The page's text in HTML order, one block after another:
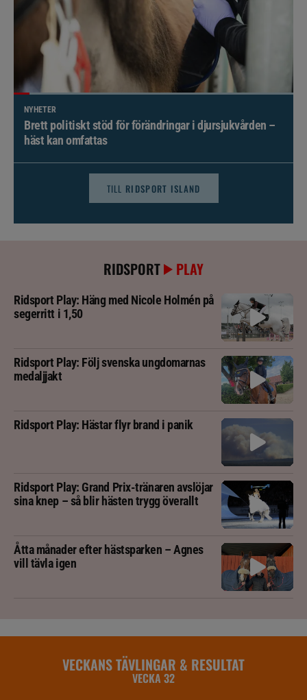
NYHETER
Brett politiskt stöd för förändringar i djursjukvården –
häst kan omfattas
TILL RIDSPORT ISLAND
RIDSPORT PLAY
Ridsport Play: Häng med Nicole Holmén på
segerritt i 1,50
Ridsport Play: Följ svenska ungdomarnas
medaljjakt
Ridsport Play: Hästar flyr brand i panik
Ridsport Play: Grand Prix-tränaren avslöjar
sina knep – så blir hästen trygg överallt
Åtta månader efter hästsparken – Agnes
vill tävla igen
VECKANS TÄVLINGAR & RESULTAT
VECKA 32